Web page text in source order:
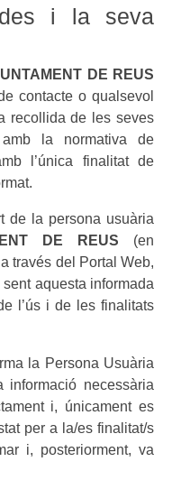
i la seva
DE REUS
contacte o qualsevol
recollida de les seves
amb la normativa de
l’única finalitat de
de la persona usuària
DE REUS (en
a través del Portal Web,
aquesta informada
l’ús i de les finalitats
la Persona Usuària
necessària
i, únicament es
per a la/es finalitat/s
i, posteriorment, va